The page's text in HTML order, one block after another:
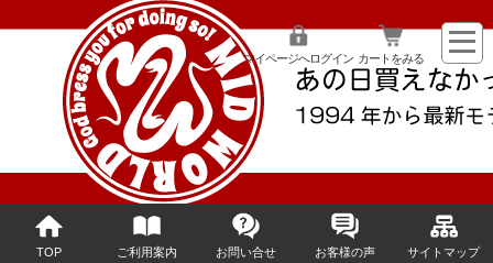
マイページへログイン カートをみる
TOP ご利用案内 お問い合せ お客様の声 サイトマップ